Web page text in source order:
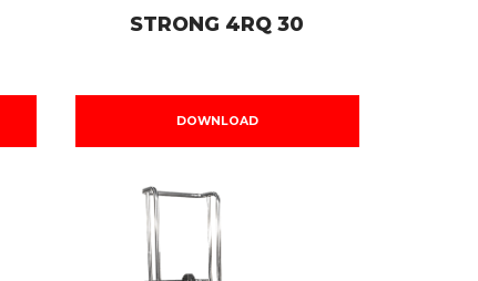
STRONG 4RQ 30
DOWNLOAD